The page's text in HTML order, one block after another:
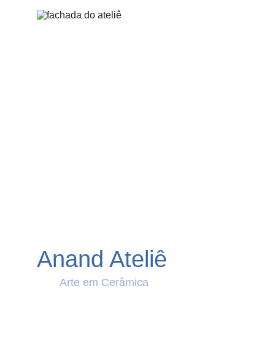
Anand Ateliê
Arte em Cerâmica